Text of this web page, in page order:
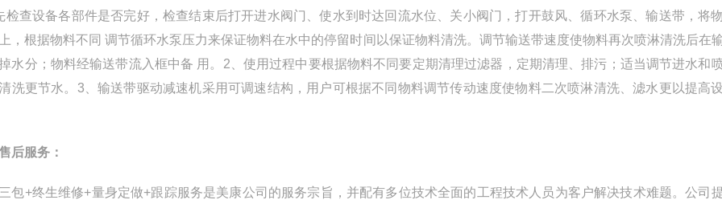
检查设备各部件是否完好，检查结束后打开进水阀门、使水到时达回流水位、关小阀门，打开鼓风、循环水泵、输送带，将
，根据物料不同 调节循环水泵压力来保证物料在水中的停留时间以保证物料清洗。调节输送带速度使物料再次喷淋清洗后在
水分；物料经输送带流入框中备 用。2、使用过程中要根据物料不同要定期清理过滤器，定期清理、排污；适当调节进水和
洗更节水。3、输送带驱动减速机采用可调速结构，用户可根据不同物料调节传动速度使物料二次喷淋清洗、滤水更以提高
后服务：
包+终生维修+量身定做+跟踪服务是美康公司的服务宗旨，并配有多位技术全面的工程技术人员为客户解决技术难题。公司